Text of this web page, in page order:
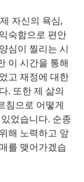
자신의 욕심,
숙함으로 편안
심이 찔리는 시
이 시간을 통해
고 재정에 대한
. 또한 제 삶의
침으로 어떻게
었습니다. 순종
해 노력하고 앞
를 맺어가겠습